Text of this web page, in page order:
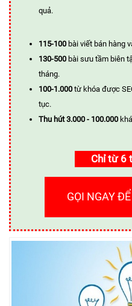
quả.
115-100 bài viết bán hàng
130-500 bài sưu tầm biên
tháng.
100-1.000 từ khóa được
tục.
Thu hút 3.000 - 100.000
Chỉ từ 6
GỌI NGAY